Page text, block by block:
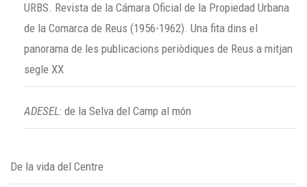
URBS. Revista de la Cámara Oficial de la Propiedad Urbana
de la Comarca de Reus (1956-1962). Una fita dins el
panorama de les publicacions periòdiques de Reus a mitjan
segle XX
ADESEL: de la Selva del Camp al món
De la vida del Centre